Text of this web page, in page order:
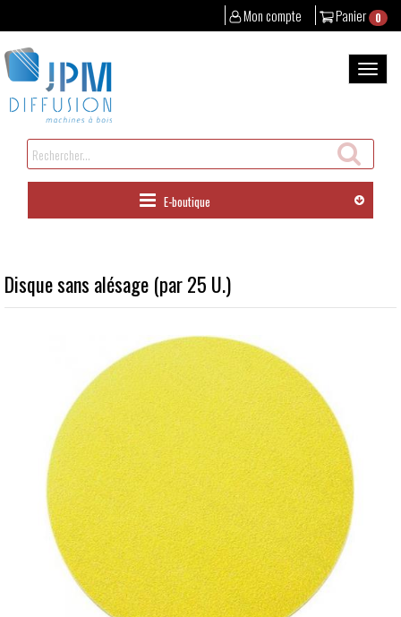
Panier 0
Mon compte
au
contenu
la
Rechercher
un
produit
E-boutique
Disque sans alésage (par 25 U.)